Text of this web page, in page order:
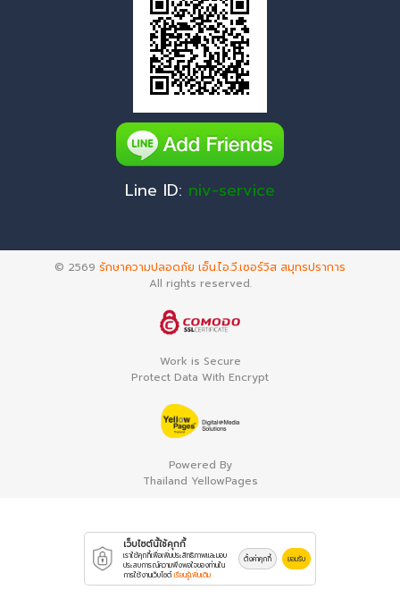
Line ID: niv-service
© 2569 รักษาความปลอดภัย เอ็น.ไอ.วี.เซอร์วิส สมุทรปราการ
All rights reserved.
Work is Secure
Protect Data With Encrypt
Powered By
Thailand YellowPages
เว็บไซต์นี้ใช้คุกกี้
เราใช้คุกกี้เพื่อเพิ่มประสิทธิภาพและมอบ
ประสบการณ์ความพึงพอใจของท่านใน
การใช้งานเว็บไซต์เรียนรู้เพิ่มเติม
ตั้งค่าคุกกี้ ยอมรับ